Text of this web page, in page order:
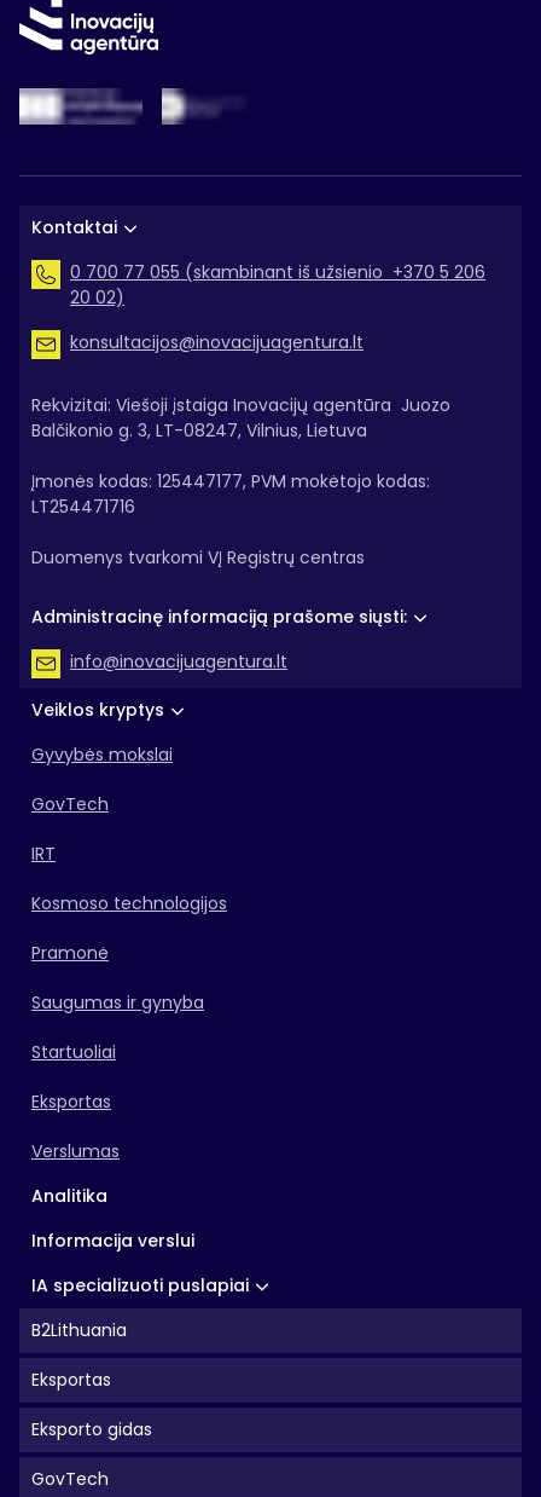
Veiklos kryptys
Gyvybės mokslai
GovTech
IRT
Kosmoso technologijos
Pramonė
Saugumas ir gynyba
Startuoliai
Eksportas
Verslumas
Analitika
Informacija verslui
IA specializuoti puslapiai
B2Lithuania
Eksportas
Eksporto gidas
GovTech
Kontaktai
0 700 77 055 (skambinant iš užsienio +370 5 206
20 02)
konsultacijos@inovacijuagentura.lt
Rekvizitai: Viešoji įstaiga Inovacijų agentūra Juozo
Balčikonio g. 3, LT-08247, Vilnius, Lietuva
Įmonės kodas: 125447177, PVM mokėtojo kodas:
LT254471716
Duomenys tvarkomi VĮ Registrų centras
Administracinę informaciją prašome siųsti:
info@inovacijuagentura.lt